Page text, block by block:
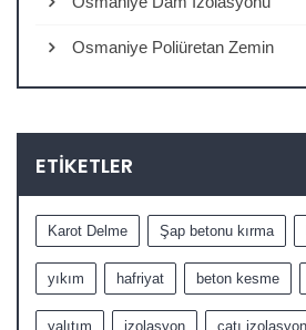
Osmaniye Poliüretan Zemin
ETIKETLER
Karot Delme Şap betonu kırma
yıkım hafriyat beton kesme
yalıtım izolasyon çatı